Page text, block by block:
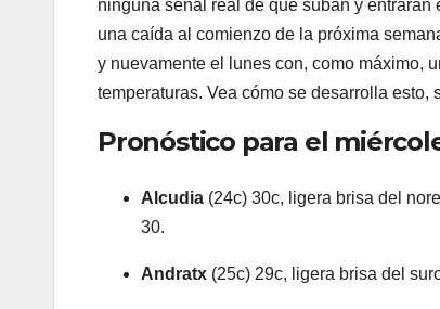
ninguna señal real de que suban y
una caída al comienzo de la próxima
y nuevamente el lunes con, como máximo,
temperaturas. Vea cómo se desarrolla esto,
Pronóstico para el
Alcudia (24c) 30c, ligera brisa del
30.
Andratx (25c) 29c, ligera brisa del